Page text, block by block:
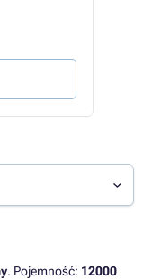
. Pojemność: 12000